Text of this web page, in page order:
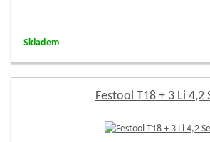
Skladem
Festool T18 + 3 Li 4,2